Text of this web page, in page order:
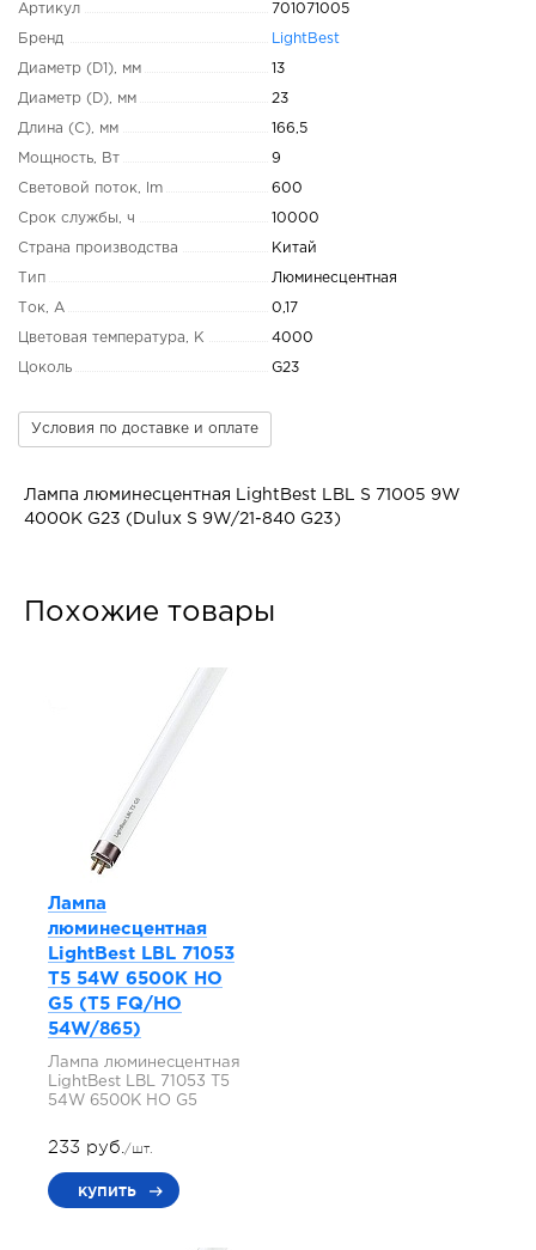
Артикул 701071005
Бренд LightBest
Диаметр (D1), мм 13
Диаметр (D), мм 23
Длина (C), мм 166,5
Мощность, Вт 9
Световой поток, lm 600
Срок службы, ч 10000
Страна производства Китай
Тип Люминесцентная
Ток, А 0,17
Цветовая температура, K 4000
Цоколь G23
Условия по доставке и оплате
Лампа люминесцентная LightBest LBL S 71005 9W
4000K G23 (Dulux S 9W/21-840 G23)
Похожие товары
Лампа
люминесцентная
LightBest LBL 71053
T5 54W 6500K HO
G5 (T5 FQ/HO
54W/865)
Лампа люминесцентная
LightBest LBL 71053 T5
54W 6500K HO G5
233 руб./шт.
купить